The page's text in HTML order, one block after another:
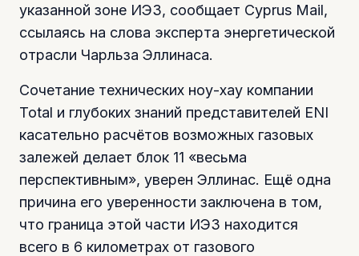
указанной зоне ИЭЗ, сообщает Cyprus Mail,
ссылаясь на слова эксперта энергетической
отрасли Чарльза Эллинаса.
Сочетание технических ноу-хау компании
Total и глубоких знаний представителей ENI
касательно расчётов возможных газовых
залежей делает блок 11 «весьма
перспективным», уверен Эллинас. Ещё одна
причина его уверенности заключена в том,
что граница этой части ИЭЗ находится
всего в 6 километрах от газового